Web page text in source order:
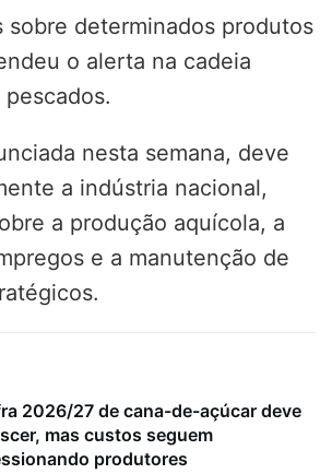
sobre determinados produtos
o alerta na cadeia
nesta semana, deve
a indústria nacional,
a produção aquícola, a
e a manutenção de
2026/27 de cana-de-açúcar deve
mas custos seguem
produtores